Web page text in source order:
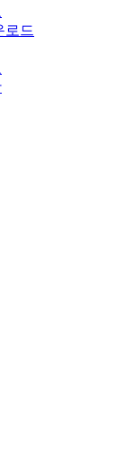
로드